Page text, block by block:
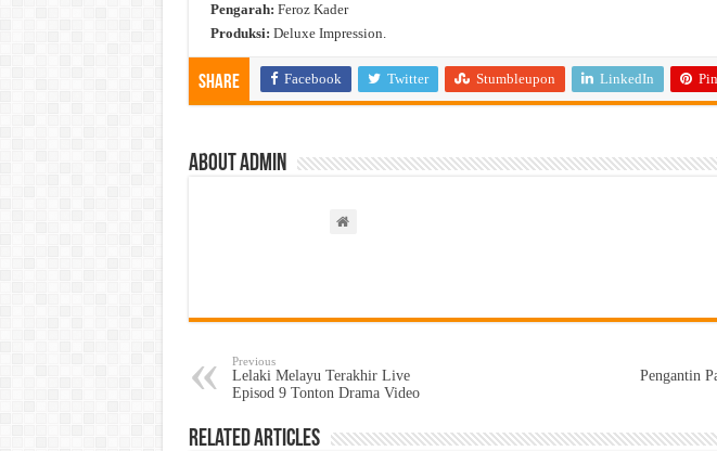
Pengarah: Feroz Kader
Produksi: Deluxe Impression.
Share Facebook Twitter Stumbleupon LinkedIn
About admin
Previous
Lelaki Melayu Terakhir Live
Episod 9 Tonton Drama Video
Pengantin
Related Articles